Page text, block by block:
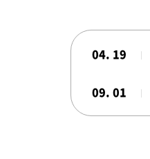
04. 19
09. 01